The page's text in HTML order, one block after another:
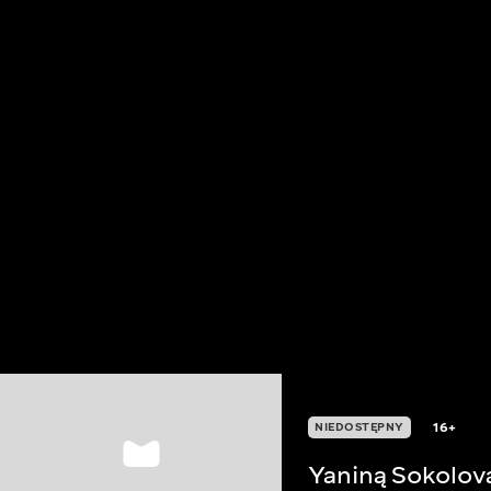
NIEDOSTĘPNY 16+
Yaniną